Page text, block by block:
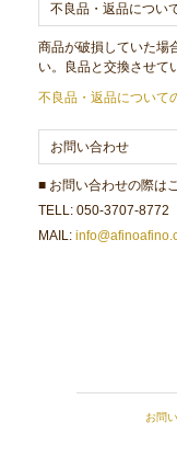
不良品・返品につい
商品が破損していた場
い。良品と交換させて
不良品・返品について
お問い合わせ
■ お問い合わせの際は
TELL: 050-3707-8772
MAIL:
お問